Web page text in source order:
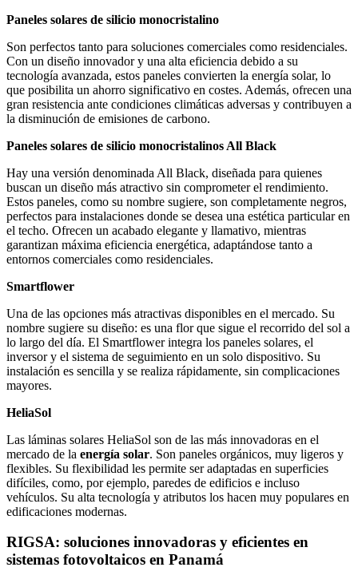
Paneles solares de silicio monocristalino
Son perfectos tanto para soluciones comerciales como residenciales.
Con un diseño innovador y una alta eficiencia debido a su
tecnología avanzada, estos paneles convierten la energía solar, lo
que posibilita un ahorro significativo en costes. Además, ofrecen una
gran resistencia ante condiciones climáticas adversas y contribuyen a
la disminución de emisiones de carbono.
Paneles solares de silicio monocristalinos All Black
Hay una versión denominada All Black, diseñada para quienes
buscan un diseño más atractivo sin comprometer el rendimiento.
Estos paneles, como su nombre sugiere, son completamente negros,
perfectos para instalaciones donde se desea una estética particular en
el techo. Ofrecen un acabado elegante y llamativo, mientras
garantizan máxima eficiencia energética, adaptándose tanto a
entornos comerciales como residenciales.
Smartflower
Una de las opciones más atractivas disponibles en el mercado. Su
nombre sugiere su diseño: es una flor que sigue el recorrido del sol a
lo largo del día. El Smartflower integra los paneles solares, el
inversor y el sistema de seguimiento en un solo dispositivo. Su
instalación es sencilla y se realiza rápidamente, sin complicaciones
mayores.
HeliaSol
Las láminas solares HeliaSol son de las más innovadoras en el
mercado de la energía solar. Son paneles orgánicos, muy ligeros y
flexibles. Su flexibilidad les permite ser adaptadas en superficies
difíciles, como, por ejemplo, paredes de edificios e incluso
vehículos. Su alta tecnología y atributos los hacen muy populares en
edificaciones modernas.
RIGSA: soluciones innovadoras y eficientes en
sistemas fotovoltaicos en Panamá